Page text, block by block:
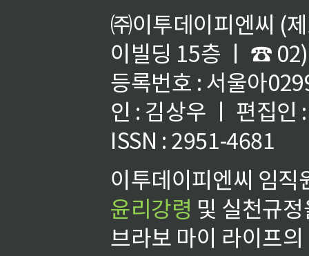
㈜이투데이피엔씨 (
이빌딩 15층 ㅣ ☎
등록번호 : 서울아
인 : 김상우 ㅣ 편집인
ISSN : 2951-4681
이투데이피엔씨 임
윤리강령 및 실천규
브라보 마이 라이프